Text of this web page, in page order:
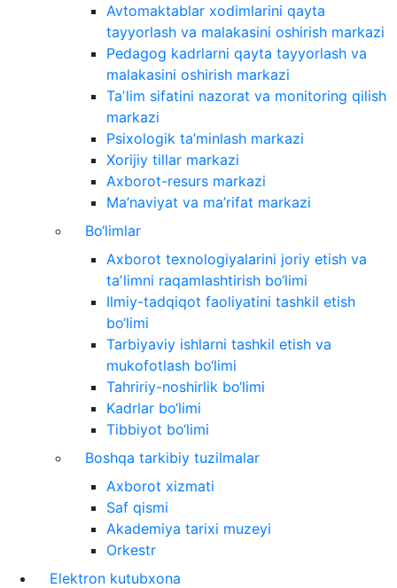
Avtomaktablar xodimlarini qayta
tayyorlash va malakasini oshirish markazi
Pedagog kadrlarni qayta tayyorlash va
malakasini oshirish markazi
Taʼlim sifatini nazorat va monitoring qilish
markazi
Psixologik ta’minlash markazi
Xorijiy tillar markazi
Axborot-resurs markazi
Ma’naviyat va ma’rifat markazi
Bo‘limlar
Axborot texnologiyalarini joriy etish va
taʼlimni raqamlashtirish bo‘limi
Ilmiy-tadqiqot faoliyatini tashkil etish
bo‘limi
Tarbiyaviy ishlarni tashkil etish va
mukofotlash bo‘limi
Tahririy-noshirlik bo‘limi
Kadrlar bo‘limi
Tibbiyot bo‘limi
Boshqa tarkibiy tuzilmalar
Axborot xizmati
Saf qismi
Akademiya tarixi muzeyi
Orkestr
Elektron kutubxona